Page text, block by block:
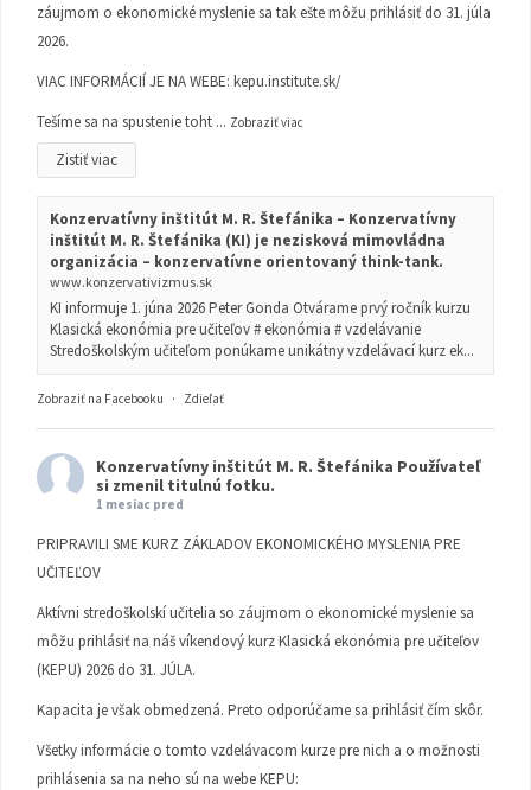
záujmom o ekonomické myslenie sa tak ešte môžu prihlásiť do 31. júla
2026.
VIAC INFORMÁCIÍ JE NA WEBE: kepu.institute.sk/
Tešíme sa na spustenie toht ... Zobraziť viac
Zistiť viac
Konzervatívny inštitút M. R. Štefánika – Konzervatívny
inštitút M. R. Štefánika (KI) je nezisková mimovládna
organizácia – konzervatívne orientovaný think-tank.
www.konzervativizmus.sk
KI informuje 1. júna 2026 Peter Gonda Otvárame prvý ročník kurzu
Klasická ekonómia pre učiteľov # ekonómia # vzdelávanie
Stredoškolským učiteľom ponúkame unikátny vzdelávací kurz ek...
Zobraziť na Facebooku · Zdieľať
Konzervatívny inštitút M. R. Štefánika Používateľ
si zmenil titulnú fotku.
1 mesiac pred
PRIPRAVILI SME KURZ ZÁKLADOV EKONOMICKÉHO MYSLENIA PRE
UČITEĽOV
Aktívni stredoškolskí učitelia so záujmom o ekonomické myslenie sa
môžu prihlásiť na náš víkendový kurz Klasická ekonómia pre učiteľov
(KEPU) 2026 do 31. JÚLA.
Kapacita je však obmedzená. Preto odporúčame sa prihlásiť čím skôr.
Všetky informácie o tomto vzdelávacom kurze pre nich a o možnosti
prihlásenia sa na neho sú na webe KEPU: